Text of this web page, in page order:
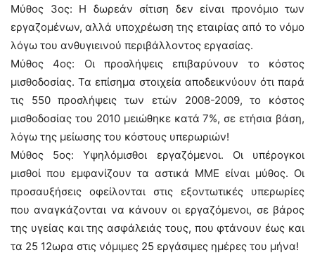
Μύθος 3ος: Η δωρεάν σίτιση δεν είναι προνόμιο των
εργαζομένων, αλλά υποχρέωση της εταιρίας από το νόμο
λόγω του ανθυγιεινού περιβάλλοντος εργασίας.
Μύθος 4ος: Οι προσλήψεις επιβαρύνουν το κόστος
μισθοδοσίας. Τα επίσημα στοιχεία αποδεικνύουν ότι παρά
τις 550 προσλήψεις των ετών 2008-2009, το κόστος
μισθοδοσίας του 2010 μειώθηκε κατά 7%, σε ετήσια βάση,
λόγω της μείωσης του κόστους υπερωριών!
Μύθος 5ος: Υψηλόμισθοι εργαζόμενοι. Οι υπέρογκοι
μισθοί που εμφανίζουν τα αστικά ΜΜΕ είναι μύθος. Οι
προσαυξήσεις οφείλονται στις εξοντωτικές υπερωρίες
που αναγκάζονται να κάνουν οι εργαζόμενοι, σε βάρος
της υγείας και της ασφάλειάς τους, που φτάνουν έως και
τα 25 12ωρα στις νόμιμες 25 εργάσιμες ημέρες του μήνα!